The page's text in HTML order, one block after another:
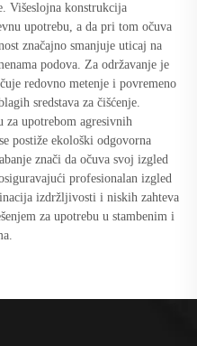
Višeslojna konstrukcija
upotrebu, a da pri tom očuva
značajno smanjuje uticaj na
podova. Za održavanje je
redovno metenje i povremeno
sredstava za čišćenje.
upotrebom agresivnih
postiže ekološki odgovorna
znači da očuva svoj izgled
profesionalan izgled
izdržljivosti i niskih zahteva
za upotrebu u stambenim i